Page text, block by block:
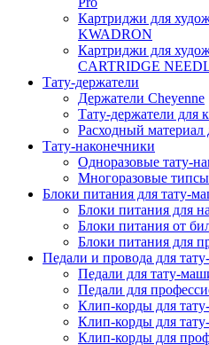
Картриджи для
KWADRON
Картриджи для
CARTRIDGE
Тату-держатели
Держатели Cheyenne
Тату-держатели для
Расходный материал
Тату-наконечники
Одноразовые тату-
Многоразовые типсы
Блоки питания для тату-
Блоки питания для
Блоки питания от
Блоки питания для
Педали и провода для
Педали для тату-
Педали для
Клип-корды для
Клип-корды для
Клип-корды для